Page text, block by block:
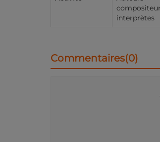
interprètes
Commentaires(0)